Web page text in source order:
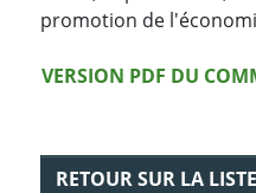
promotion de
Version PDF
VERSION PDF DU
RETOUR SUR LA